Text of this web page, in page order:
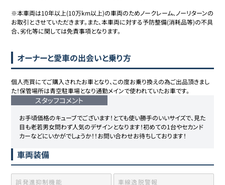
※本車両は10年以上(10万km以上)の車両のためノークレーム、ノーリターンの
お取引とさせていただきます。また、本車両に対する予防整備(消耗品等)の不具
合、劣化等に関しては免責事項となります。
オーナーと愛車の出会いと乗り方
個人売買にてご購入されたお車となり、この度お乗り換えの為ご出品頂きまし
た！保管場所は青空駐車場となり通勤メインで使われていたお車です。
スタッフコメント
お手頃価格のキューブでございます！とても使い勝手のいいサイズで、見た
目も老若男女問わず人気のデザインとなります！初めての1台やセカンド
カーなどにいかがでしょうか！！お問い合わせお待ちしております！
車両装備
誤発進抑制機能 車線逸脱警報